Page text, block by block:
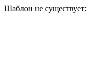
Шаблон не существует: